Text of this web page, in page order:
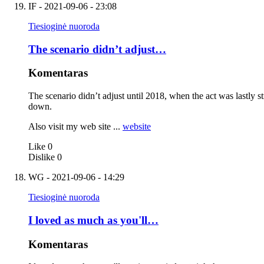
IF - 2021-09-06 - 23:08
Tiesioginė nuoroda
The scenario didn’t adjust…
Komentaras
The scenario didn’t adjust until 2018, when the act was lastly
down.
Also visit my web site ... website
Like 0
Dislike 0
WG - 2021-09-06 - 14:29
Tiesioginė nuoroda
I loved as much as you'll…
Komentaras